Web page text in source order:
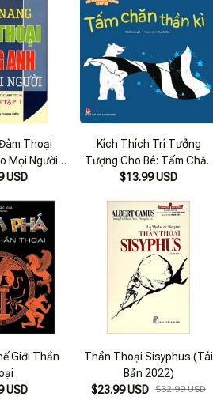
Thoại
Mọi Người -
1
USD
Kích Thích Trí Tưởng
Tượng Cho Bé: Tấm Chăn
Thần Kì
$13.99 USD
Giới Thần
USD
Thần Thoại Sisyphus (Tái
Bản 2022)
$23.99 USD $32.99 USD